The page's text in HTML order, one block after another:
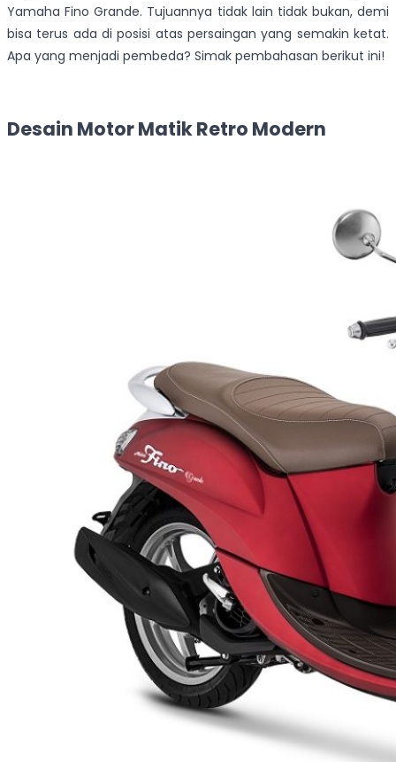
Yamaha Fino Grande. Tujuannya tidak lain tidak bukan, demi
bisa terus ada di posisi atas persaingan yang semakin ketat.
Apa yang menjadi pembeda? Simak pembahasan berikut ini!
Desain Motor Matik Retro Modern